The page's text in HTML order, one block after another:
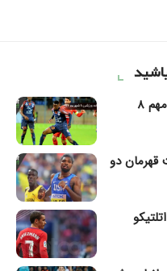
راهنمای پیش‌بینی | برنامه مسابقات مهم ۸
قهرمان دو